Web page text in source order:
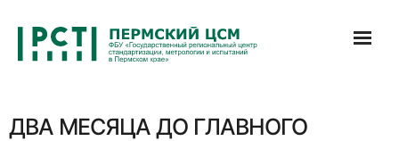
содержимому
ДВА МЕСЯЦА ДО ГЛАВНОГО